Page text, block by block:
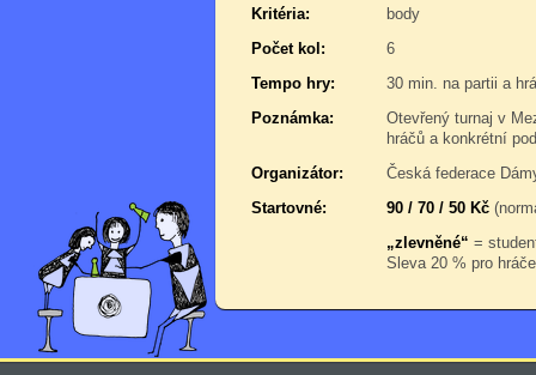
Kritéria:
body
Počet kol:
6
Tempo hry:
30 min. na partii a
Poznámka:
Otevřený turnaj v
hráčů a konkrétní
Organizátor:
Česká federace
Startovné:
90 / 70 / 50 Kč
„zlevněné“ =
Sleva 20 % pro